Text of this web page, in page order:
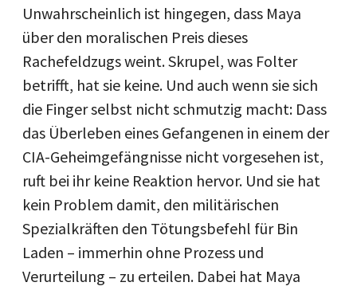
Unwahrscheinlich ist hingegen, dass Maya
über den moralischen Preis dieses
Rachefeldzugs weint. Skrupel, was Folter
betrifft, hat sie keine. Und auch wenn sie sich
die Finger selbst nicht schmutzig macht: Dass
das Überleben eines Gefangenen in einem der
CIA-Geheimgefängnisse nicht vorgesehen ist,
ruft bei ihr keine Reaktion hervor. Und sie hat
kein Problem damit, den militärischen
Spezialkräften den Tötungsbefehl für Bin
Laden – immerhin ohne Prozess und
Verurteilung – zu erteilen. Dabei hat Maya